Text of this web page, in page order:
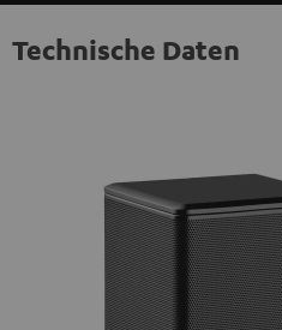
Technische Daten